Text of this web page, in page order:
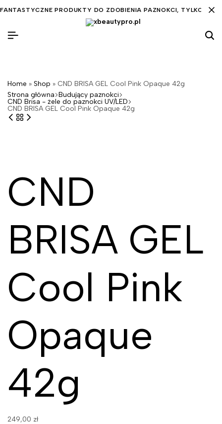
FANTASTYCZNE PRODUKTY DO ZDOBIENIA PAZNOKCI, TYLKO DLA
Home » Shop » CND BRISA GEL Cool Pink Opaque 42g
Strona główna Budujący paznokci
CND Brisa - żele do paznokci UV/LED
CND BRISA GEL Cool Pink Opaque 42g
CND
BRISA GEL
Cool Pink
Opaque
42g
249,00 zł